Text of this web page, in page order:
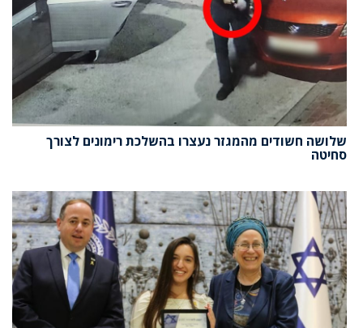
שלושה חשודים מהמגזר נעצרו בהשלכת רימונים לצורך
סחיטה